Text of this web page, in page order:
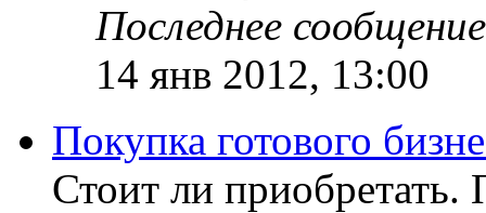
Последнее сообщение
14 янв 2012, 13:00
Покупка готового
Стоит ли приобретать.